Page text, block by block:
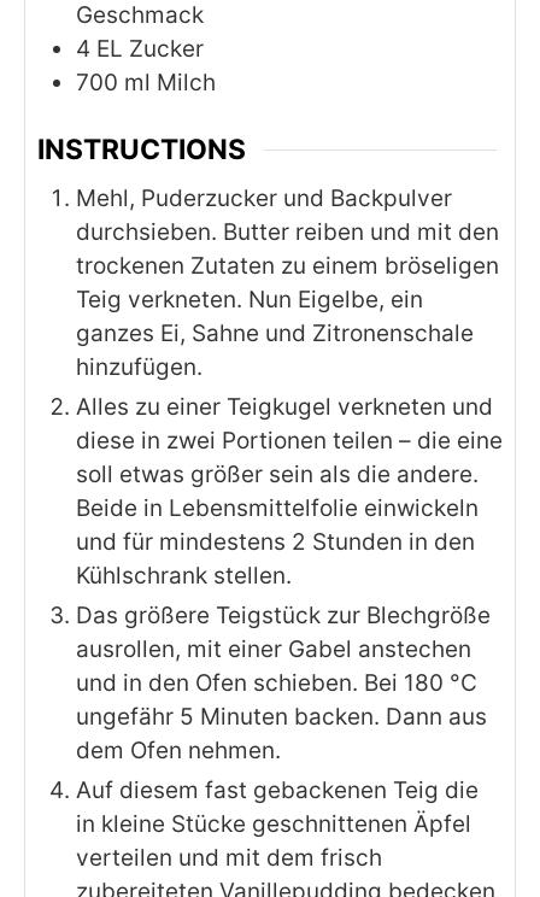
Geschmack
4 EL Zucker
700 ml Milch
INSTRUCTIONS
Mehl, Puderzucker und Backpulver
durchsieben. Butter reiben und mit den
trockenen Zutaten zu einem bröseligen
Teig verkneten. Nun Eigelbe, ein
ganzes Ei, Sahne und Zitronenschale
hinzufügen.
Alles zu einer Teigkugel verkneten und
diese in zwei Portionen teilen – die eine
soll etwas größer sein als die andere.
Beide in Lebensmittelfolie einwickeln
und für mindestens 2 Stunden in den
Kühlschrank stellen.
Das größere Teigstück zur Blechgröße
ausrollen, mit einer Gabel anstechen
und in den Ofen schieben. Bei 180 °C
ungefähr 5 Minuten backen. Dann aus
dem Ofen nehmen.
Auf diesem fast gebackenen Teig die
in kleine Stücke geschnittenen Äpfel
verteilen und mit dem frisch
zubereiteten Vanillepudding bedecken